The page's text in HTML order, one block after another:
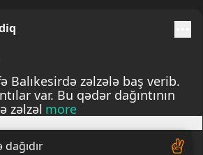
Balıkesirdə zəlzələ baş verib.
var. Bu qədər dağıntının
zəlzəl more